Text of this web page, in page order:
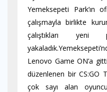
Yemeksepeti Park’ın
çalışmayla birlikte
çalıştıkları yeni
Lenovo Game ON’a
düzenlenen bir CS:GO
çok sayı alan